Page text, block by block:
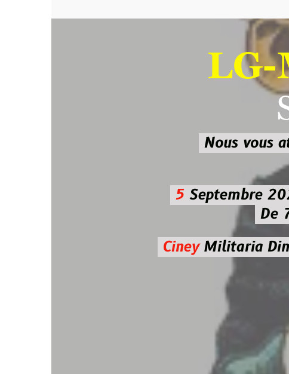
LG-
Nous vous
Septembre 2026 -3
De 7h00
MilitariaDimanche